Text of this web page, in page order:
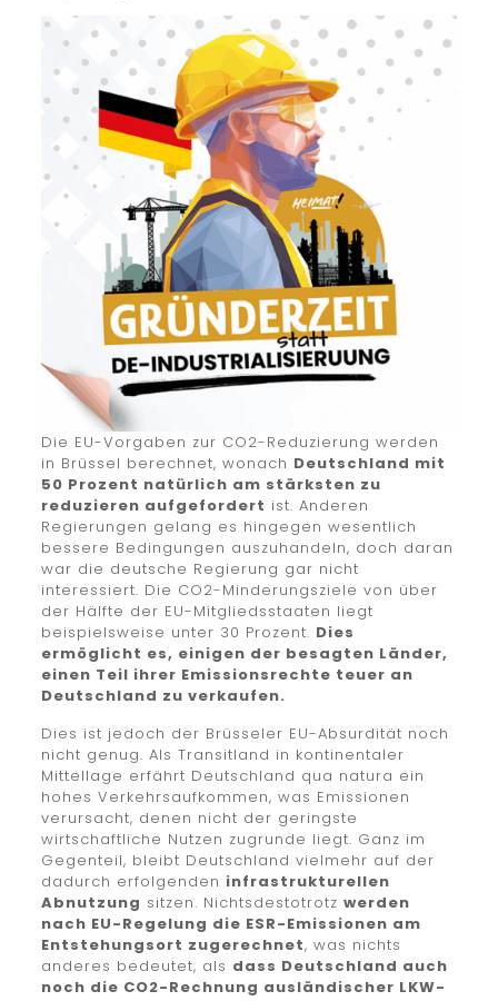
Die EU-Vorgaben zur CO2-Reduzierung werden
in Brüssel berechnet, wonach Deutschland mit
50 Prozent natürlich am stärksten zu
reduzieren aufgefordert ist. Anderen
Regierungen gelang es hingegen wesentlich
bessere Bedingungen auszuhandeln, doch daran
war die deutsche Regierung gar nicht
interessiert. Die CO2-Minderungsziele von über
der Hälfte der EU-Mitgliedsstaaten liegt
beispielsweise unter 30 Prozent. Dies
ermöglicht es, einigen der besagten Länder,
einen Teil ihrer Emissionsrechte teuer an
Deutschland zu verkaufen.
Dies ist jedoch der Brüsseler EU-Absurdität noch
nicht genug. Als Transitland in kontinentaler
Mittellage erfährt Deutschland qua natura ein
hohes Verkehrsaufkommen, was Emissionen
verursacht, denen nicht der geringste
wirtschaftliche Nutzen zugrunde liegt. Ganz im
Gegenteil, bleibt Deutschland vielmehr auf der
dadurch erfolgenden infrastrukturellen
Abnutzung sitzen. Nichtsdestotrotz werden
nach EU-Regelung die ESR-Emissionen am
Entstehungsort zugerechnet, was nichts
anderes bedeutet, als dass Deutschland auch
noch die CO2-Rechnung ausländischer LKW-